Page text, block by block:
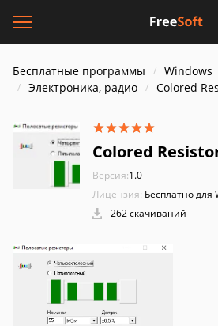
Бесплатные программы Windows
Электроника, радио
Colored
Colored
Версия:1.0
Лицензия: Бесплатно для
262 скачиваний